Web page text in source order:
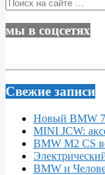
мы в соцсетях
Свежие записи
Новый BMW 7
MINI JCW:
BMW M2 CS
BMW и